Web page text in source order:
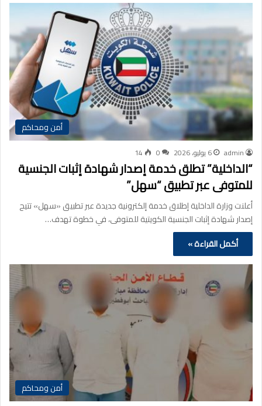
أمن ومحاكم
admin 6 يوليو، 2026 0
14
“الداخلية” تطلق خدمة إصدار شهادة إثبات الجنسية
للمتوفى عبر تطبيق “سهل”
أعلنت وزارة الداخلية إطلاق خدمة إلكترونية جديدة عبر تطبيق «سهل» تتيح
إصدار شهادة إثبات الجنسية الكويتية للمتوفى، في خطوة تهدف…
أكمل القراءة »
أمن ومحاكم